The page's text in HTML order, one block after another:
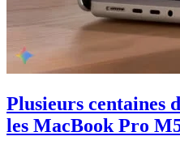
Plusieurs centaines
les MacBook Pro